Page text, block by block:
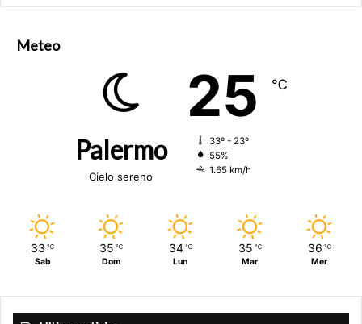
Meteo
Palermo
Cielo sereno
25 ℃
33º - 23º
55%
1.65 km/h
33 ℃
Sab
35 ℃
Dom
34 ℃
Lun
35 ℃
Mar
36 ℃
Mer